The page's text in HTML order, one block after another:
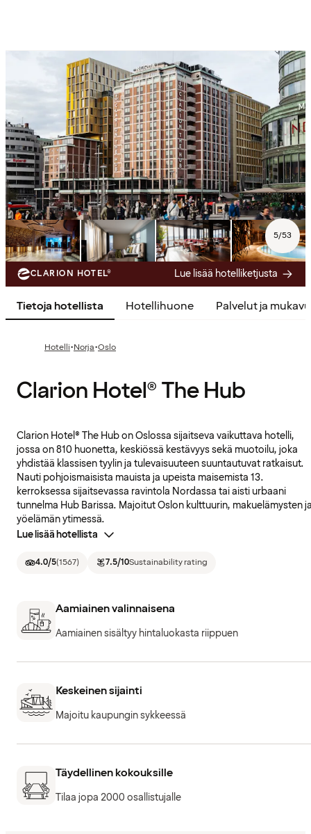
5/53
CLARION HOTEL® Lue lisää hotelliketjusta
Tietoja hotellista Hotellihuone Palvelut ja
Hotelli·Norja·Oslo
Clarion Hotel® The Hub
Clarion Hotel® The Hub on Oslossa sijaitseva vaikuttava hotelli,
jossa on 810 huonetta, keskiössä kestävyys sekä muotoilu, joka
yhdistää klassisen tyylin ja tulevaisuuteen suuntautuvat ratkaisut.
Nauti pohjoismaisista mauista ja upeista maisemista 13.
kerroksessa sijaitsevassa ravintola Nordassa tai aisti urbaani
tunnelma Hub Barissa. Majoitut Oslon kulttuurin, makuelämysten
yöelämän ytimessä.
Lue lisää hotellista
4.0/5(1567) 7.5/10Sustainability rating
Aamiainen valinnaisena
Aamiainen sisältyy hintaluokasta riippuen
Keskeinen sijainti
Majoitu kaupungin sykkeessä
Täydellinen kokouksille
Tilaa jopa 2000 osallistujalle